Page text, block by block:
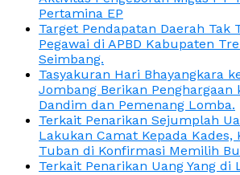
Pertamina EP
Target Pendapatan Daerah Tak
Pegawai di APBD Kabupaten
Seimbang.
Tasyakuran Hari Bhayangkara
Jombang Berikan Penghargaan
Dandim dan Pemenang Lomba.
Terkait Penarikan Sejumplah
Lakukan Camat Kepada Kades,
Tuban di Konfirmasi Memilih
Terkait Penarikan Uang Yang di